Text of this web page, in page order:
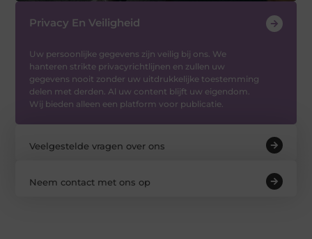
Privacy En Veiligheid
Uw persoonlijke gegevens zijn veilig bij ons. We
hanteren strikte privacyrichtlijnen en zullen uw
gegevens nooit zonder uw uitdrukkelijke toestemming
delen met derden. Al uw content blijft uw eigendom.
Wij bieden alleen een platform voor publicatie.
Veelgestelde vragen over ons
Neem contact met ons op